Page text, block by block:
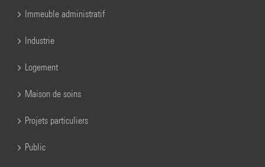
Immeuble administratif
Industrie
Logement
Maison de soins
Projets particuliers
Public